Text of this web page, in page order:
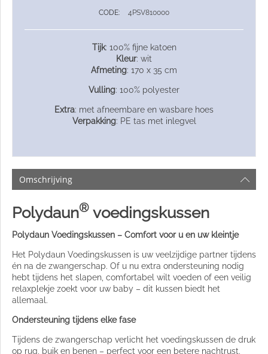
CODE: 4PSV810000
Tijk: 100% fijne katoen
Kleur: wit
Afmeting: 170 x 35 cm
Vulling: 100% polyester
Extra: met afneembare en wasbare hoes
Verpakking: PE tas met inlegvel
Omschrijving
Polydaun® voedingskussen
Polydaun Voedingskussen – Comfort voor u en uw kleintje
Het Polydaun Voedingskussen is uw veelzijdige partner tijdens
én na de zwangerschap. Of u nu extra ondersteuning nodig
hebt tijdens het slapen, comfortabel wilt voeden of een veilig
relaxplekje zoekt voor uw baby – dit kussen biedt het
allemaal.
Ondersteuning tijdens elke fase
Tijdens de zwangerschap verlicht het voedingskussen de druk
op rug, buik en benen – perfect voor een betere nachtrust.